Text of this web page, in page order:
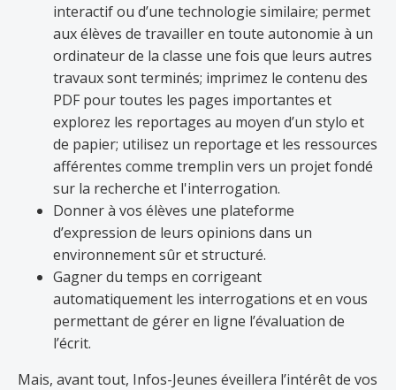
interactif ou d’une technologie similaire; permet
aux élèves de travailler en toute autonomie à un
ordinateur de la classe une fois que leurs autres
travaux sont terminés; imprimez le contenu des
PDF pour toutes les pages importantes et
explorez les reportages au moyen d’un stylo et
de papier; utilisez un reportage et les ressources
afférentes comme tremplin vers un projet fondé
sur la recherche et l'interrogation.
Donner à vos élèves une plateforme
d’expression de leurs opinions dans un
environnement sûr et structuré.
Gagner du temps en corrigeant
automatiquement les interrogations et en vous
permettant de gérer en ligne l’évaluation de
l’écrit.
Mais, avant tout, Infos-Jeunes éveillera l’intérêt de vos